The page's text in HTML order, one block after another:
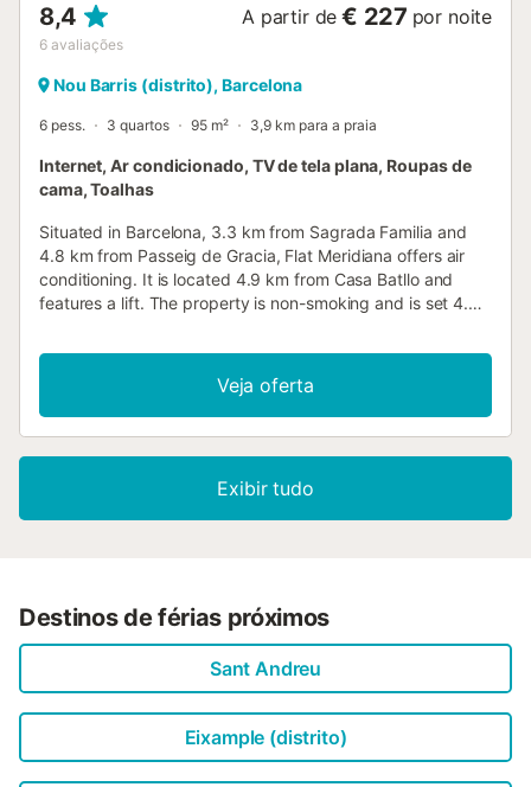
8,4
6 avaliações
A partir de € 227 por noite
Nou Barris (distrito), Barcelona
6 pess. 3 quartos 95 m² 3,9 km para a praia
Internet, Ar condicionado, TV de tela plana, Roupas de
cama, Toalhas
Situated in Barcelona, 3.3 km from Sagrada Familia and
4.8 km from Passeig de Gracia, Flat Meridiana offers air
conditioning. It is located 4.9 km from Casa Batllo and
features a lift. The property is non-smoking and is set 4.8
Veja oferta
Exibir tudo
Destinos de férias próximos
Sant Andreu
Eixample (distrito)